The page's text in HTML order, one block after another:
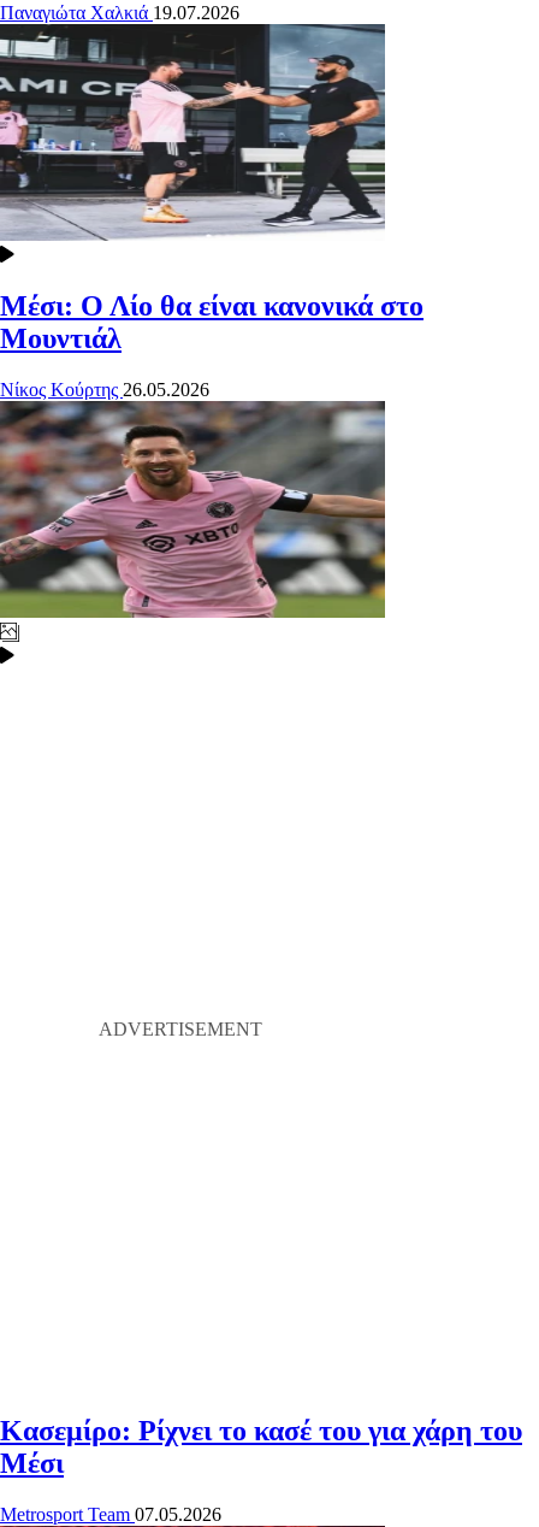
Παναγιώτα Χαλκιά 19.07.2026
Μέσι: Ο Λίο θα είναι κανονικά στο
Μουντιάλ
Νίκος Κούρτης 26.05.2026
Κασεμίρο: Ρίχνει το κασέ του για χάρη του
Μέσι
Metrosport Team 07.05.2026